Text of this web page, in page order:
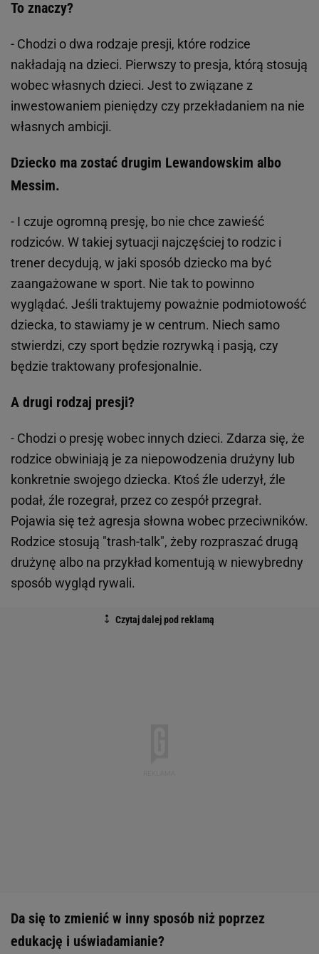
To znaczy?
- Chodzi o dwa rodzaje presji, które rodzice
nakładają na dzieci. Pierwszy to presja, którą stosują
wobec własnych dzieci. Jest to związane z
inwestowaniem pieniędzy czy przekładaniem na nie
własnych ambicji.
Dziecko ma zostać drugim Lewandowskim albo
Messim.
- I czuje ogromną presję, bo nie chce zawieść
rodziców. W takiej sytuacji najczęściej to rodzic i
trener decydują, w jaki sposób dziecko ma być
zaangażowane w sport. Nie tak to powinno
wyglądać. Jeśli traktujemy poważnie podmiotowość
dziecka, to stawiamy je w centrum. Niech samo
stwierdzi, czy sport będzie rozrywką i pasją, czy
będzie traktowany profesjonalnie.
A drugi rodzaj presji?
- Chodzi o presję wobec innych dzieci. Zdarza się, że
rodzice obwiniają je za niepowodzenia drużyny lub
konkretnie swojego dziecka. Ktoś źle uderzył, źle
podał, źle rozegrał, przez co zespół przegrał.
Pojawia się też agresja słowna wobec przeciwników.
Rodzice stosują "trash-talk", żeby rozpraszać drugą
drużynę albo na przykład komentują w niewybredny
sposób wygląd rywali.
Da się to zmienić w inny sposób niż poprzez
edukację i uświadamianie?